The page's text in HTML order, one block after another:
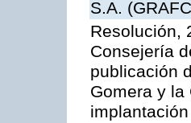
S.A.
Resolución,
Consejería
publicación
Gomera y